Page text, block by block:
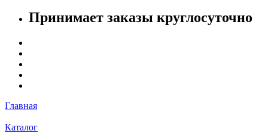
Принимает заказы круглосуточно
Главная
Каталог